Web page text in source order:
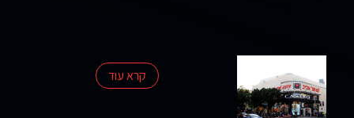
קרא עוד